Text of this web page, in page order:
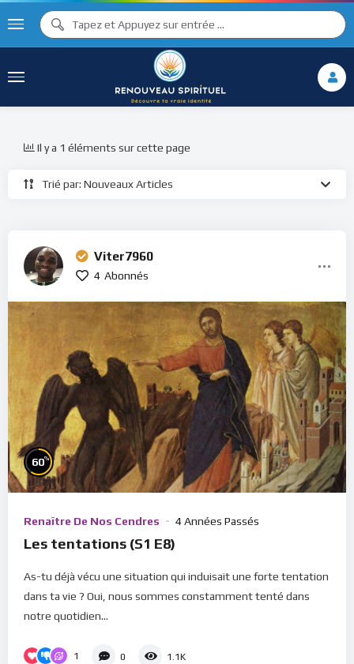
Trié par: Nouveaux Articles
Il y a 1 éléments sur cette page
Viter7960
4 Abonnés
60%
Renaître De Nos Cendres 4 Années Passés
Les tentations (S1 E8)
As-tu déjà vécu une situation qui induisait une forte tentation
dans ta vie ? Oui, nous sommes constamment tenté dans
notre quotidien...
1 0 1.1K